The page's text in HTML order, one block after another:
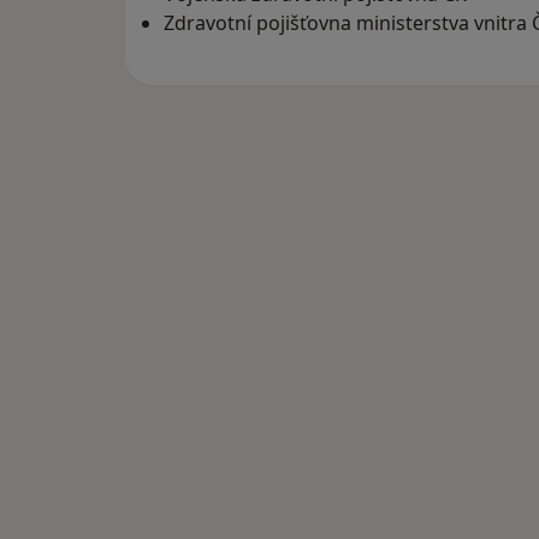
Zdravotní pojišťovna ministerstva vnitra